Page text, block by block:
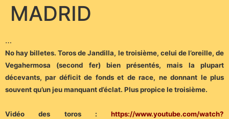
MADRID
…
No hay billetes. Toros de Jandilla, le troisième, celui de l’oreille, de
Vegahermosa (second fer) bien présentés, mais la plupart
décevants, par déficit de fonds et de race, ne donnant le plus
souvent qu’un jeu manquant d’éclat. Plus propice le troisième.
Vidéo des toros : https://www.youtube.com/watch?